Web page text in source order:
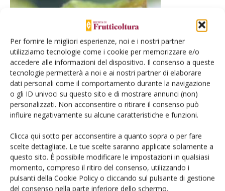
Per fornire le migliori esperienze, noi e i nostri partner
utilizziamo tecnologie come i cookie per memorizzare e/o
accedere alle informazioni del dispositivo. Il consenso a queste
tecnologie permetterà a noi e ai nostri partner di elaborare
dati personali come il comportamento durante la navigazione
o gli ID univoci su questo sito e di mostrare annunci (non)
personalizzati. Non acconsentire o ritirare il consenso può
influire negativamente su alcune caratteristiche e funzioni.
Clicca qui sotto per acconsentire a quanto sopra o per fare
scelte dettagliate. Le tue scelte saranno applicate solamente a
questo sito. È possibile modificare le impostazioni in qualsiasi
momento, compreso il ritiro del consenso, utilizzando i
pulsanti della Cookie Policy o cliccando sul pulsante di gestione
del consenso nella parte inferiore dello schermo.
Fig. 5 particolare della larva di carpocapsa
Oltre alla collaborazione con Istituzioni di ricerca nazionali, il
Green si è avvalso della consulenza di Steve Sibbett (Farm
Advisor Emeritus), proveniente da “Agricultural Extension
Service” della Università di Davis (California) che ha una
consolidata conoscenza sull’allevamento del noce da frutto
secondo il metodo californiano ovvero “a siepe”.